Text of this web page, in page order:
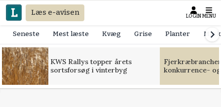
Læs e-avisen LOGIN MENU
Seneste Mest læste Kvæg Grise Planter
KWS Rallys topper årets
sortsforsøg i vinterbyg
konkurrence-